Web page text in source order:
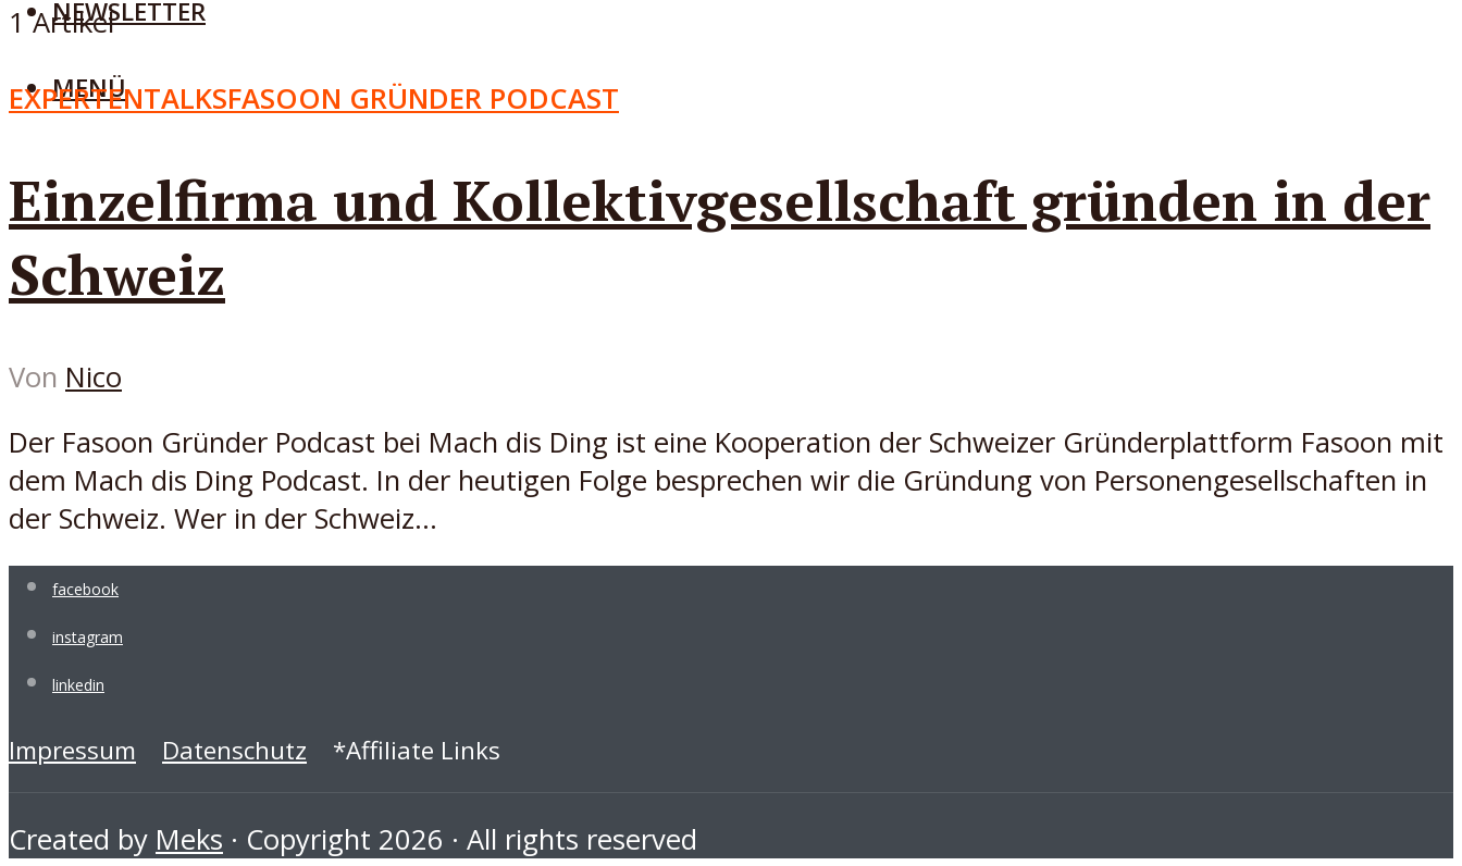
NEWSLETTER
MENÜ
1 Artikel
EXPERTENTALKSFASOON GRÜNDER PODCAST
Einzelfirma und Kollektivgesellschaft gründen in der
Schweiz
Von Nico
Der Fasoon Gründer Podcast bei Mach dis Ding ist eine Kooperation der Schweizer Gründerplattform Fasoon mit
dem Mach dis Ding Podcast. In der heutigen Folge besprechen wir die Gründung von Personengesellschaften in
der Schweiz. Wer in der Schweiz...
facebook
instagram
linkedin
Impressum Datenschutz *Affiliate Links
Created by Meks · Copyright 2026 · All rights reserved